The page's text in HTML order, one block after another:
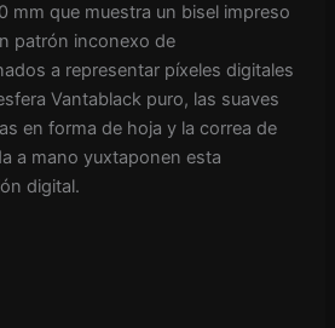
mm que muestra un bisel impreso
patrón inconexo de
a representar píxeles digitales
Vantablack puro, las suaves
en forma de hoja y la correa de
a mano yuxtaponen esta
digital.